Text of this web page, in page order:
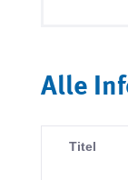
Alle
Titel